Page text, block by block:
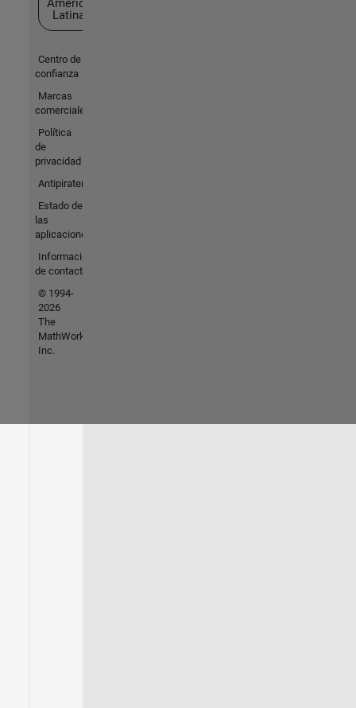
América
Latina
Centro de
confianza
Marcas
comerciales
Política
de
privacidad
Antipiratería
Estado de
las
aplicaciones
Información
de contacto
© 1994-
2026
The
MathWorks,
Inc.